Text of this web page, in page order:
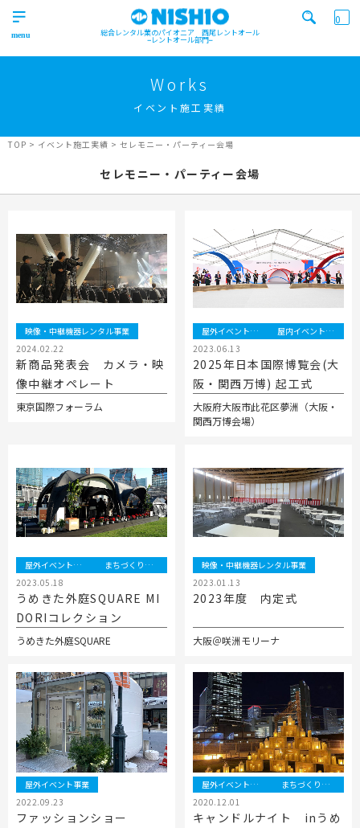
総合レンタル業のパイオニア 西尾レントオール
レントオール部門
Product
屋外イベント事業
Outdoor event business
屋内イベント事業
トレーラーハウス事業
Trailer house business
工事用テント・テント倉庫事業
Construction tent / tent warehouse business
Sports facility materials business
地面養生事業
Ground curing business
Video / relay equipment rental business
地域密着イベント
Community-based event business
キッズ・アミューズメント事業
Kids amusement business
Franchise business
まちづくり事業
Community Development Business
営業所一覧
Office
ニュース
ニュース
News
ブログ
Blog
レンタルシステムのご案内
Guidance
レンタルシステムのご案内
Guidance
Q & A
プロセス
Process
Event Set Up
会社案内
Company
Site map
お問合せ
Contact
0
実績
商品 ニュース/ブログ
キーワード検索
検索する
Works
イベント施工実績
TOP > イベント施工実績 > セレモニー・パーティー会場
セレモニー・パーティー会場
映像・中継機器レンタル事業
2024.02.22
新商品発表会 カメラ・映
像中継オペレート
東京国際フォーラム
屋外イベント事業
屋内イベント事業
2023.06.13
2025年日本国際博覧会(大
阪・関西万博) 起工式
大阪府大阪市此花区夢洲（大阪・
関西万博会場）
屋外イベント事業
まちづくり事業
2023.05.18
うめきた外庭SQUARE MI
DORIコレクション
うめきた外庭SQUARE
映像・中継機器レンタル事業
2023.01.13
2023年度 内定式
大阪＠咲洲モリーナ
屋外イベント事業
2022.09.23
ファッションショー
屋外イベント事業
まちづくり事業
2020.12.01
キャンドルナイト inうめ